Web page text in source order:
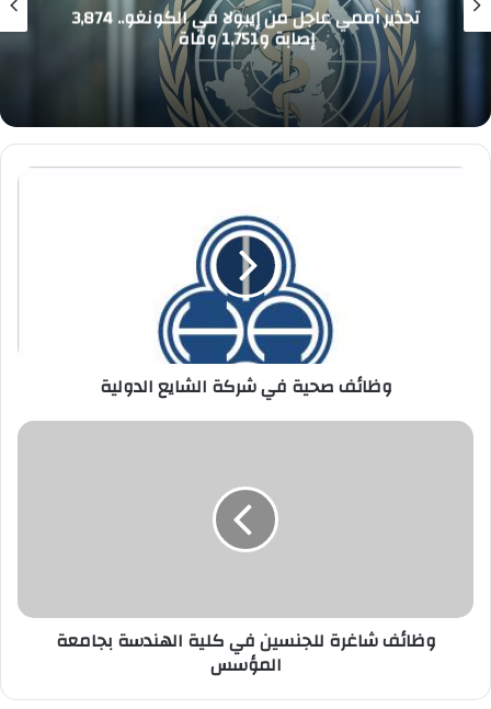
تحذير أممي عاجل من إيبولا في الكونغو.. 3,874
إصابة و1,751 وفاة
وظائف
وظائف صحية في شركة الشايع الدولية
وظائف
وظائف شاغرة للجنسين في كلية الهندسة بجامعة
المؤسس